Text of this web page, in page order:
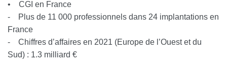
• CGI en France
- Plus de 11 000 professionnels dans 24 implantations en
France
- Chiffres d’affaires en 2021 (Europe de l’Ouest et du
Sud) : 1.3 milliard €